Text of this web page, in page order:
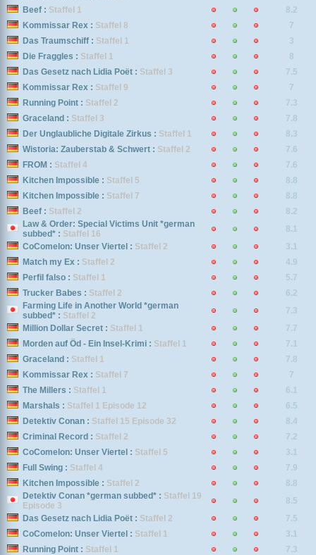
Beef : Staffel 1
8.2
Kommissar Rex : Staffel 8
7
Das Traumschiff : Staffel 1
3
Die Fraggles : Staffel 1
8
Das Gesetz nach Lidia Poët : Staffel 3
7.5
Kommissar Rex : Staffel 9
7
Running Point : Staffel 2
7.3
Graceland : Staffel 3
7.8
Der Unglaubliche Digitale Zirkus : Staffel 1
8.3
Wistoria: Zauberstab & Schwert : Staffel 2
7.6
FROM : Staffel 4
7.6
Kitchen Impossible : Staffel 5
8.8
Kitchen Impossible : Staffel 7
8.8
Beef : Staffel 2
8.2
Law & Order: Special Victims Unit *german
subbed* : Staffel 16
8.1
CoComelon: Unser Viertel : Staffel 2
3.1
Match my Ex : Staffel 2
4.9
Perfil falso : Staffel 1
5.7
Trucker Babes : Staffel 2
6.2
Farming Life in Another World *german
subbed* : Staffel 2
7.3
Million Dollar Secret : Staffel 1
7.7
Morden auf Öd - Ein Insel-Krimi : Staffel 1
7.1
Graceland : Staffel 1
7.8
Kommissar Rex : Staffel 7
7
The Millers : Staffel 1
6.1
Marshals : Staffel 1 Episode 12
6.5
Detektiv Conan : Staffel 15 Episode 32
8.4
Criminal Record : Staffel 2
7.2
CoComelon: Unser Viertel : Staffel 5
3.1
Full Swing : Staffel 4
7.9
Kitchen Impossible : Staffel 2
8.8
Detektiv Conan *german subbed* : Staffel 19
Episode 3
8.5
Das Gesetz nach Lidia Poët : Staffel 2
7.5
CoComelon: Unser Viertel : Staffel 1
3.1
Running Point : Staffel 1
7.3